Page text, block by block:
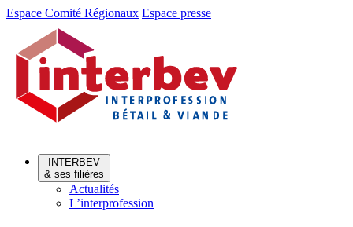
Aller
Aller
contenu
Espace Comité Régionaux Espace presse
INTERBEV
& ses filières
Actualités
L’interprofession